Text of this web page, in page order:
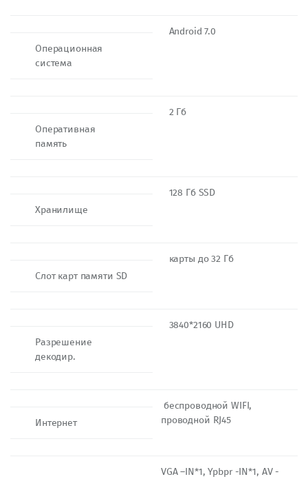
Android 7.0
Операционная
система
2 Гб
Оперативная
память
128 Гб SSD
Хранилище
карты до 32 Гб
Слот карт памяти SD
3840*2160 UHD
Разрешение
декодир.
беспроводной WIFI,
проводной RJ45
Интернет
VGA –IN*1, Ypbpr -IN*1, AV -